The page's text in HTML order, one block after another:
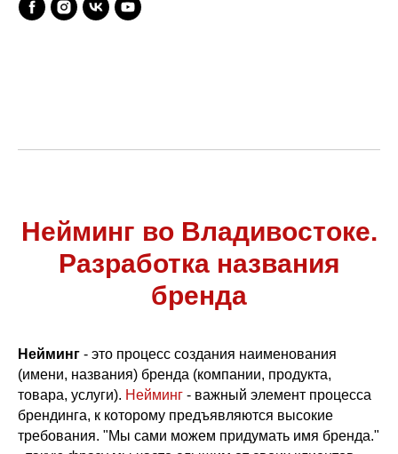
Нейминг во Владивостоке.
Разработка названия
бренда
Нейминг - это процесс создания наименования
(имени, названия) бренда (компании, продукта,
товара, услуги). Нейминг - важный элемент процесса
брендинга, к которому предъявляются высокие
требования. "Мы сами можем придумать имя бренда."